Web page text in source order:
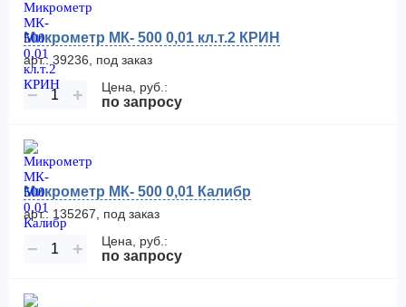
Микрометр МК- 500 0,01 кл.т.2 КРИН
арт.: 39236, под заказ
− + Цена, руб.:
по запросу
Микрометр МК- 500 0,01 Калибр
арт.: 135267, под заказ
− + Цена, руб.:
по запросу